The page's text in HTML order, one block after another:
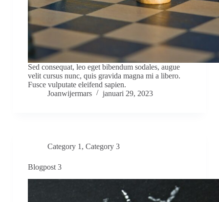
Sed consequat, leo eget bibendum sodales, augue
velit cursus nunc, quis gravida magna mi a libero.
Fusce vulputate eleifend sapien.
Joanwijermars
januari 29, 2023
Category 1 , Category 3
Blogpost 3